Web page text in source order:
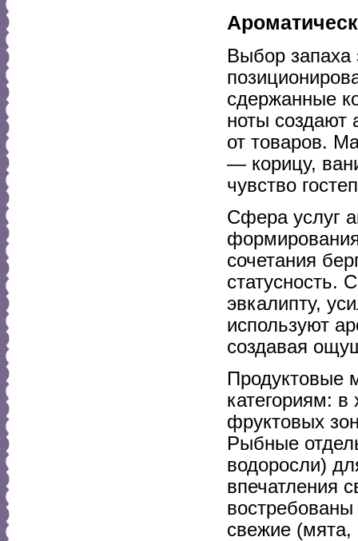
Выбор запаха
сдержанные
ноты создают
от товаров.
— корицу,
чувство
Сфера услуг
сочетания
статусность.
эвкалипту,
используют
создавая
Продуктовые
категориям:
фруктовых
Рыбные
водоросли)
впечатления
свежие (мята,